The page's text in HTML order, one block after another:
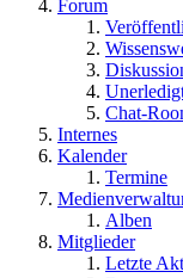
Forum
Chat-
Internes
Kalender
Termine
Alben
Mitglieder
Letzte